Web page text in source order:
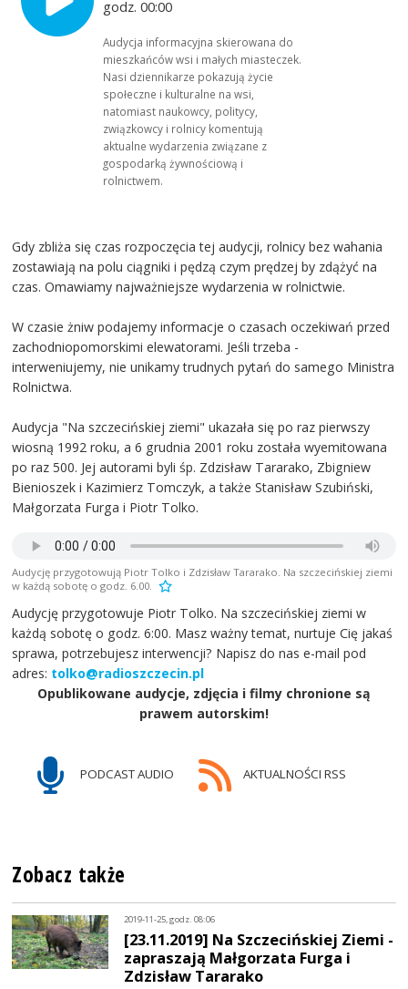
godz. 00:00
Audycja informacyjna skierowana do
mieszkańców wsi i małych miasteczek.
Nasi dziennikarze pokazują życie
społeczne i kulturalne na wsi,
natomiast naukowcy, politycy,
związkowcy i rolnicy komentują
aktualne wydarzenia związane z
gospodarką żywnościową i
rolnictwem.
Gdy zbliża się czas rozpoczęcia tej audycji, rolnicy bez wahania
zostawiają na polu ciągniki i pędzą czym prędzej by zdążyć na
czas. Omawiamy najważniejsze wydarzenia w rolnictwie.
W czasie żniw podajemy informacje o czasach oczekiwań przed
zachodniopomorskimi elewatorami. Jeśli trzeba -
interweniujemy, nie unikamy trudnych pytań do samego Ministra
Rolnictwa.
Audycja "Na szczecińskiej ziemi" ukazała się po raz pierwszy
wiosną 1992 roku, a 6 grudnia 2001 roku została wyemitowana
po raz 500. Jej autorami byli śp. Zdzisław Tararako, Zbigniew
Bienioszek i Kazimierz Tomczyk, a także Stanisław Szubiński,
Małgorzata Furga i Piotr Tolko.
Audycję przygotowują Piotr Tolko i Zdzisław Tararako. Na szczecińskiej ziemi
w każdą sobotę o godz. 6.00.
Audycję przygotowuje Piotr Tolko. Na szczecińskiej ziemi w
każdą sobotę o godz. 6:00. Masz ważny temat, nurtuje Cię jakaś
sprawa, potrzebujesz interwencji? Napisz do nas e-mail pod
adres: tolko@radioszczecin.pl
Opublikowane audycje, zdjęcia i filmy chronione są
prawem autorskim!
PODCAST AUDIO AKTUALNOŚCI RSS
Zobacz także
2019-11-25, godz. 08:06
[23.11.2019] Na Szczecińskiej Ziemi -
zapraszają Małgorzata Furga i
Zdzisław Tararako